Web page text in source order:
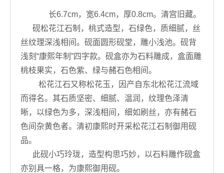
长6.7cm，宽6.4cm，厚0.8cm。清宫旧藏。
砚松花江石制，桃式造型，石绿色，质细腻，丝
丝纹理深浅相间。砚面圆形砚堂，雕小浅池。砚背
浅刻“康熙年制”四字款。砚盒亦为石料雕成，盒面雕
桃枝果实，石色紫、绿与赭石色相间。
松花江石又称松花玉，因产自东北松花江流域
而得名。其石质坚密、细腻、温润，纹理色泽清
晰，以绿色为多，深浅相间，细如刷丝，亦有赭石
色间杂黄色者。清初康熙时开采松花江石制御用砚
品。
此砚小巧玲珑，造型构思巧妙，以石料雕作砚盒
亦别具一格，为康熙御用砚。